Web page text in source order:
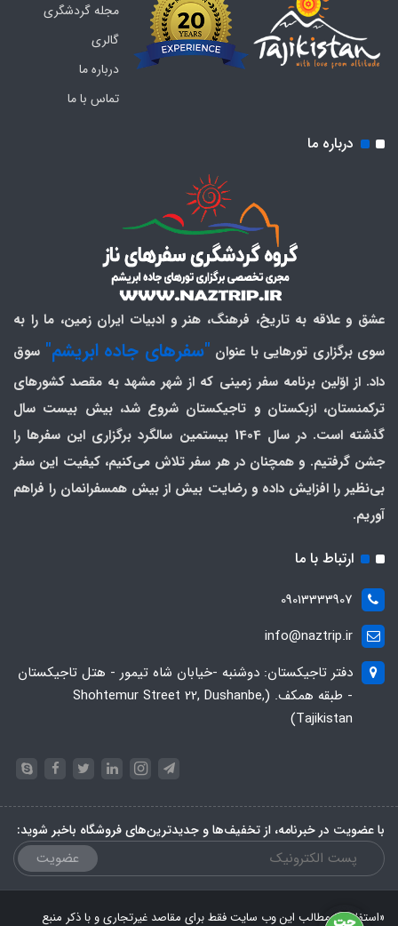
مجله گردشگری
گالری
درباره ما
تماس با ما
درباره ما
عشق و علاقه به تاریخ، فرهنگ، هنر و ادبیات ایران زمین، ما را به
سوی برگزاری تورهایی با عنوان "سفرهای جاده ابریشم" سوق
داد. از اوّلین برنامه سفر زمینی که از شهر مشهد به مقصد کشورهای
ترکمنستان، ازبکستان و تاجیکستان شروع شد، بیش بیست سال
گذشته است. در سال 1404 بیستمین سالگرد برگزاری این سفرها را
جشن گرفتیم. و همچنان در هر سفر تلاش می‌کنیم، کیفیت این سفر
بی‌نظیر را افزایش داده و رضایت بیش از بیش همسفرانمان را فراهم
آوریم.
ارتباط با ما
09013333907
info@naztrip.ir
دفتر تاجیکستان: دوشنبه -خیابان شاه تیمور - هتل تاجیکستان
- طبقه همکف. (Shohtemur Street 22, Dushanbe,
Tajikistan)
با عضویت در خبرنامه، از تخفیف‌ها و جدیدترین‌های فروشگاه باخبر شوید:
عضویت
«استفاده از مطالب این وب سایت فقط برای مقاصد غیرتجاری و با ذکر منبع